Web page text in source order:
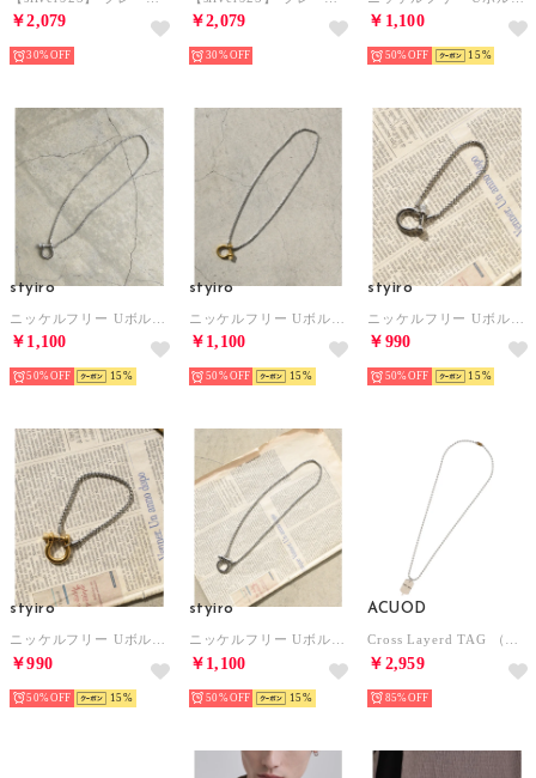
￥2,079
30%
￥2,079
30%
￥1,100
50% 15
styiro
￥1,100
50% 15
styiro
￥1,100
50% 15
styiro
￥990
50% 15
styiro
ニッケルフリー Uボルトブレスレット （シルバー＆ゴールド）
￥990
50% 15
styiro
ニッケルフリー Uボルトネックレス （シルバー45）
￥1,100
50% 15
ACUOD
Cross Layerd TAG （シルバー）
￥2,959
85%